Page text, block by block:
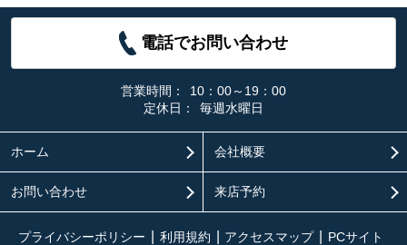
電話でお問い合わせ
営業時間：
10：00～19：00
定休日：
毎週水曜日
ホーム 会社概要
お問い合わせ 来店予約
プライバシーポリシー 利用規約 アクセスマップ PCサイト